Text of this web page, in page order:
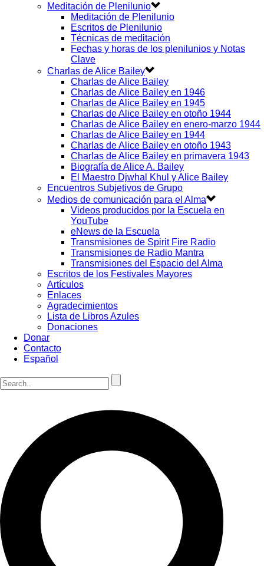
Meditación de Plenilunio
Meditación de Plenilunio
Escritos de Plenilunio
Técnicas de meditación
Fechas y horas de los plenilunios y Notas
Clave
Charlas de Alice Bailey
Charlas de Alice Bailey
Charlas de Alice Bailey en 1946
Charlas de Alice Bailey en 1945
Charlas de Alice Bailey en otoño 1944
Charlas de Alice Bailey en enero-marzo 1944
Charlas de Alice Bailey en 1944
Charlas de Alice Bailey en otoño 1943
Charlas de Alice Bailey en primavera 1943
Biografía de Alice A. Bailey
El Maestro Djwhal Khul y Alice Bailey
Encuentros Subjetivos de Grupo
Medios de comunicación para el Alma
Videos producidos por la Escuela en
YouTube
eNews de la Escuela
Transmisiones de Spirit Fire Radio
Transmisiones de Radio Mantra
Transmisiones del Espacio del Alma
Escritos de los Festivales Mayores
Artículos
Enlaces
Agradecimientos
Lista de Libros Azules
Donaciones
Donar
Contacto
Español